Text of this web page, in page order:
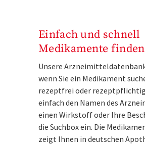
Einfach und schnell
Medikamente finden
Unsere
wenn Sie ein Medikament
rezeptfrei oder
einfach den Namen des
einen Wirkstoff oder Ihre
die Suchbox ein. Die
zeigt Ihnen in deutschen